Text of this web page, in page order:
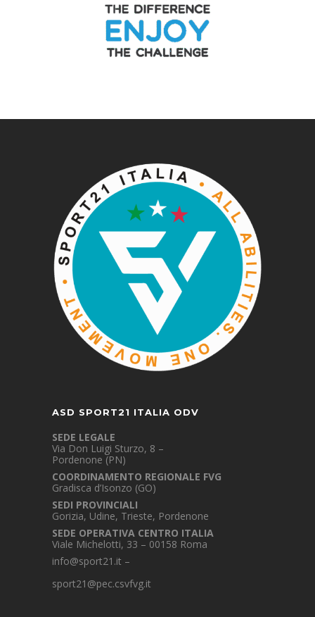
ASD SPORT21 ITALIA ODV
SEDE LEGALE
Via Don Luigi Sturzo, 8 –
Pordenone (PN)
COORDINAMENTO REGIONALE FVG
Gradisca d’Isonzo (GO)
SEDI PROVINCIALI
Gorizia, Udine, Trieste, Pordenone
SEDE OPERATIVA CENTRO ITALIA
Viale Michelotti, 33 – 00158 Roma
info@sport21.it –
sport21@pec.csvfvg.it